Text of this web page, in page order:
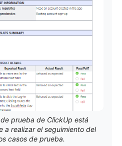
prueba de ClickUp está
a realizar el seguimiento del
casos de prueba.